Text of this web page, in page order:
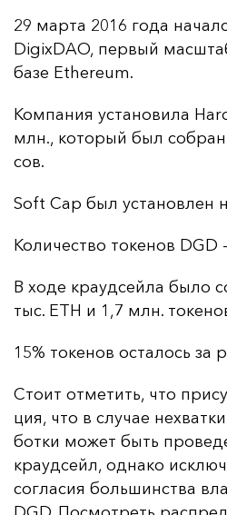
29 мар­та 2016 го­да
DigixDAO, пер­вый
ба­зе Ethereum.
Ком­па­ния ус­та­но­ви­ла
млн., ко­то­рый был
сов.
Soft Cap был ус­та­нов­лен
Ко­ли­чес­тво то­ке­нов DGD
В хо­де кра­уд­сей­ла бы­ло
тыс. ETH и 1,7 млн.
15% то­ке­нов ос­та­лось за
Сто­ит от­ме­тить, что
ция, что в слу­чае
бот­ки мо­жет быть
кра­уд­сейл, од­на­ко
сог­ла­сия боль­шинс­тва